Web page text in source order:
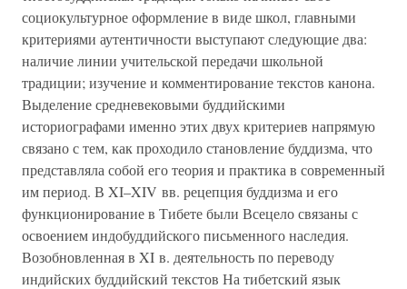
социокультурное оформление в виде школ, главными
критериями аутентичности выступают следующие два:
наличие линии учительской передачи школьной
традиции; изучение и комментирование текстов канона.
Выделение средневековыми буддийскими
историографами именно этих двух критериев напрямую
связано с тем, как проходило становление буддизма, что
представляла собой его теория и практика в современный
им период. В XI–XIV вв. рецепция буддизма и его
функционирование в Тибете были Всецело связаны с
освоением индобуддийского письменного наследия.
Возобновленная в XI в. деятельность по переводу
индийских буддийский текстов На тибетский язык